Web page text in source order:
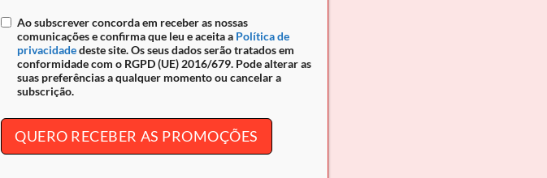
Ao subscrever concorda em receber as nossas
comunicações e confirma que leu e aceita a Política de
privacidadedeste site. Os seus dados serão tratados em
conformidade com o RGPD (UE) 2016/679. Pode alterar as
suas preferências a qualquer momento ou cancelar a
subscrição.
QUERO RECEBER AS PROMOÇÕES